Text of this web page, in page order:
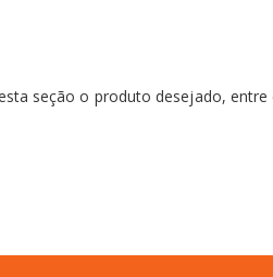
seção o produto desejado,